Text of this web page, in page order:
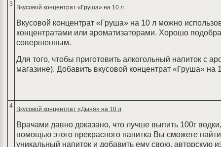
3 Вкусовой концентрат «Груша» на 10 л
Вкусовой концентрат «Груша» на 10 л можно
концентратами или ароматизаторами. Хорошо
совершенным.
Для того, чтобы приготовить алкогольный напиток с
магазине). Добавить вкусовой концентрат «Груша» на
4 Вкусовой концентрат «Дыня» на 10 л
Врачами давно доказано, что лучше выпить 100г
помощью этого прекрасного напитка Вы сможете
уникальный напиток и добавить ему свою, авторскую